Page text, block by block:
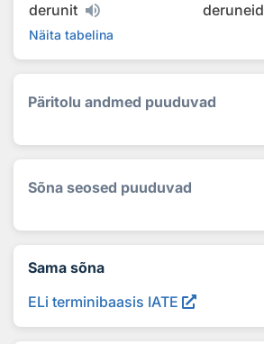
derunit
deruneid
Näita tabelina
Päritolu andmed puuduvad
Sõna seosed puuduvad
Sama sõna
ELi terminibaasis IATE